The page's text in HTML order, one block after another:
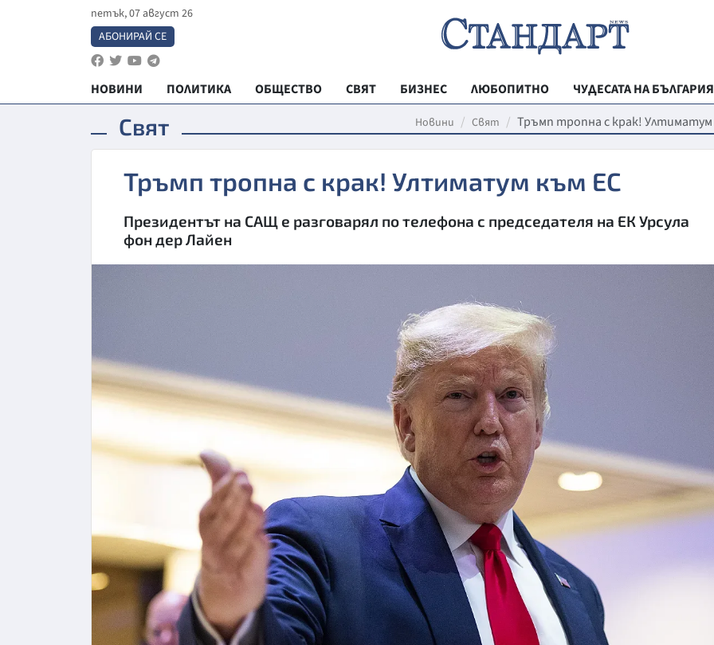
петък, 07 август 26
АБОНИРАЙ СЕ
НОВИНИ ПОЛИТИКА ОБЩЕСТВО СВЯТ БИЗНЕС ЛЮБОПИТНО
ЧУДЕСАТА НА БЪЛГАРИЯ
РЕГИОНАЛНИ
ВЕСТНИК
МОЯТ ГРАД
ДА! НА
ВЯРА
ОБЯВИ
Свят Новини Свят Тръмп тропна с крак!
Тръмп тропна с крак! Ултиматум към ЕС
Президентът на САЩ е разговарял по телефона с председателя на ЕК Урсула
фон дер Лайен